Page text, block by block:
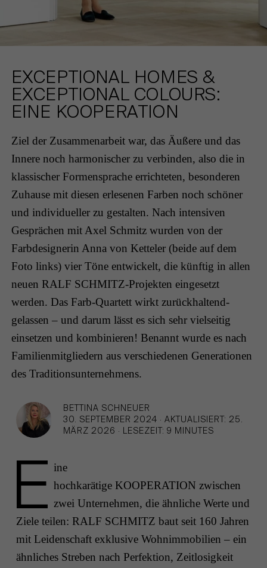
EXCEPTIONAL HOMES &
EXCEPTIONAL COLOURS:
EINE KOOPERATION
Ziel der Zusammenarbeit war, das Äußere und das
Innere noch harmonischer zu verbinden, also die in
klassischer Formensprache errichteten, besonderen
Zuhause mit diesen erlesenen Farben noch schöner
und individueller zu gestalten. Nach intensiven
Gesprächen mit Axel Schmitz wurden von der
Farbdesignerin Anna von Ketteler (beide auf dem
Foto links) vier Töne entwickelt, die künftig in allen
neuen RALF SCHMITZ-Projekten eingesetzt
werden. Das Farb-Quartett wirkt zurückhaltend-
gelassen – und darum lässt es sich sehr vielseitig
einsetzen und kombinieren! Benannt wurde es nach
Familienmitgliedern aus verschiedenen Generationen
des Traditionsunternehmens.
BETTINA SCHNEUER
30. SEPTEMBER 2024 · AKTUALISIERT: 25.
MÄRZ 2026 · LESEZEIT: 9 MINUTES
E ine
hochkarätige KOOPERATION zwischen
zwei Unternehmen, die ähnliche Werte und
Ziele teilen: RALF SCHMITZ baut seit 160 Jahren
mit Leidenschaft exklusive Wohnimmobilien – ein
ähnliches Streben nach Perfektion, Zeitlosigkeit